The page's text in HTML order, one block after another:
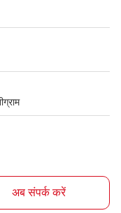
अब संपर्क करें